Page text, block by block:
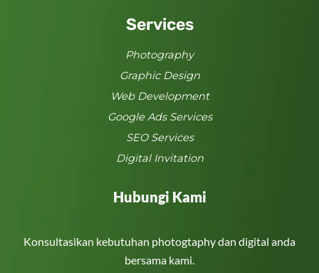
Services
Photography
Graphic Design
Web Development
Google Ads Services
SEO Services
Digital Invitation
Hubungi Kami
Konsultasikan kebutuhan photogtaphy dan digital anda
bersama kami.